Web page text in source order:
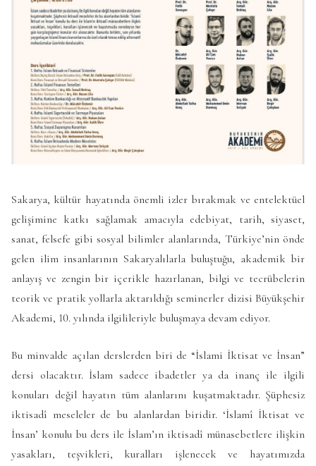
Sakarya, kültür hayatında önemli izler bırakmak ve entelektüel
gelişimine katkı sağlamak amacıyla edebiyat, tarih, siyaset,
sanat, felsefe gibi sosyal bilimler alanlarında, Türkiye’nin önde
gelen ilim insanlarının Sakaryalılarla buluştuğu, akademik bir
anlayış ve zengin bir içerikle hazırlanan, bilgi ve tecrübelerin
teorik ve pratik yollarla aktarıldığı seminerler dizisi Büyükşehir
Akademi, 10. yılında ilgilileriyle buluşmaya devam ediyor.
Bu minvalde açılan derslerden biri de “İslami İktisat ve İnsan”
dersi olacaktır. İslam sadece ibadetler ya da inanç ile ilgili
konuları değil hayatın tüm alanlarını kuşatmaktadır. Şüphesiz
iktisadî meseleler de bu alanlardan biridir. ‘İslamî İktisat ve
İnsan’ konulu bu ders ile İslam’ın iktisadî münasebetlere ilişkin
yasakları, teşvikleri, kuralları işlenecek ve hayatımızda